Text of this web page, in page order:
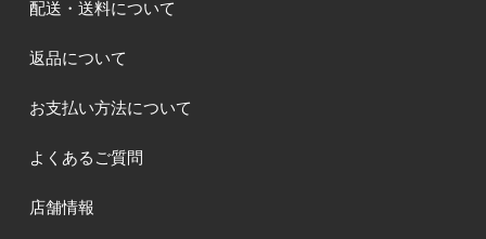
配送・送料について
返品について
お支払い方法について
よくあるご質問
店舗情報